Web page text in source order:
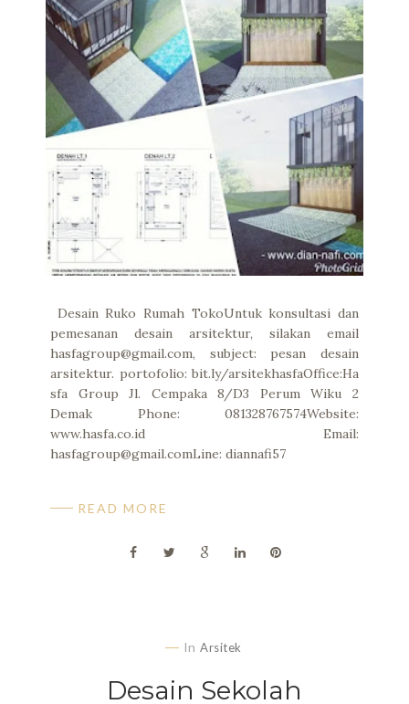
Desain Ruko Rumah TokoUntuk konsultasi dan
pemesanan desain arsitektur, silakan email
hasfagroup@gmail.com, subject: pesan desain
arsitektur. portofolio: bit.ly/arsitekhasfaOffice:Ha
sfa Group Jl. Cempaka 8/D3 Perum Wiku 2
Demak Phone: 081328767574Website:
www.hasfa.co.id Email:
hasfagroup@gmail.comLine: diannafi57
READ MORE
In Arsitek
Desain Sekolah